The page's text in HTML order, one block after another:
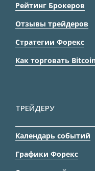
Рейтинг Брокеров
Отзывы трейдеров
Стратегии Форекс
Как торговать
ТРЕЙДЕРУ
Календарь событий
Графики Форекс